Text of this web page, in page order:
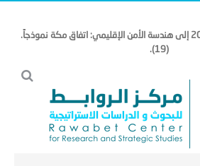
(من تداعيات أزمة شباط 2026 إلى هندسة الأمن الإقليمي: اتفاق مكة نموذجاً.
(19).